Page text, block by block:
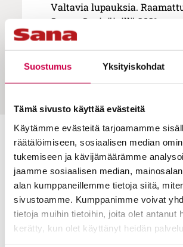
Suostumus Yksityiskohdat
Tämä sivusto käyttää evästeitä
Käytämme evästeitä tarjoamamme
räätälöimiseen, sosiaalisen median
tukemiseen ja kävijämäärämme
jaamme sosiaalisen median,
alan kumppaneillemme tietoja siitä,
sivustoamme. Kumppanimme voivat
tietoja muihin tietoihin, joita olet antanut
kerätty, kun olet käyttänyt heidän
Valtavia lupauksia.
Sanan Suvipäivillä 2021.
Toimitus
Yhteystiedot
Postiosoite
PL 48, 08101 LOHJA
Kustantaja ja julkaisijaKansan